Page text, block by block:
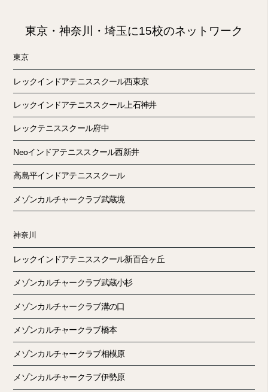
東京・神奈川・埼玉に15校のネットワーク
東京
レックインドアテニススクール西東京
レックインドアテニススクール上石神井
レックテニススクール府中
Neoインドアテニススクール西新井
高島平インドアテニススクール
メゾンカルチャークラブ武蔵境
神奈川
レックインドアテニススクール新百合ヶ丘
メゾンカルチャークラブ武蔵小杉
メゾンカルチャークラブ溝の口
メゾンカルチャークラブ橋本
メゾンカルチャークラブ相模原
メゾンカルチャークラブ伊勢原